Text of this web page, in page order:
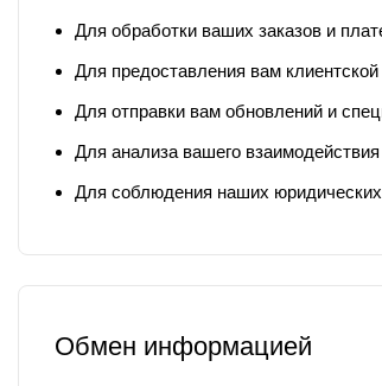
Для обработки ваших заказов и
Для предоставления вам
Для отправки вам обновлений и
Для анализа вашего
Для соблюдения наших юридических
Обмен информацией